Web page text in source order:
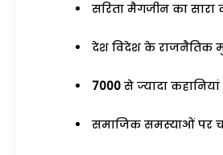
सरिता मैगजीन का सारा
देश विदेश के राजनैतिक
7000 से ज्यादा कहानियां
समाजिक समस्याओं पर